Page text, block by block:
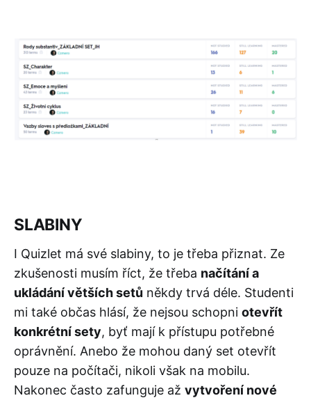
SLABINY
I Quizlet má své slabiny, to je třeba přiznat. Ze
zkušenosti musím říct, že třeba načítání a
ukládání větších setů někdy trvá déle. Studenti
mi také občas hlásí, že nejsou schopni otevřít
konkrétní sety, byť mají k přístupu potřebné
oprávnění. Anebo že mohou daný set otevřít
pouze na počítači, nikoli však na mobilu.
Nakonec často zafunguje až vytvoření nové